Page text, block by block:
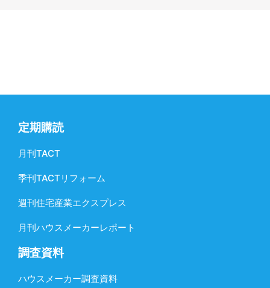
定期購読
月刊TACT
季刊TACTリフォーム
週刊住宅産業エクスプレス
月刊ハウスメーカーレポート
調査資料
ハウスメーカー調査資料